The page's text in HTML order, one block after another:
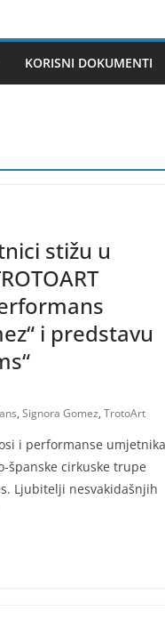
KORISNI DOKUMENTI
stižu u
i predstavu
, Signora Gomez, TrotoArt
i performanse umjetnika
španske cirkuske trupe
Ljubitelji nesvakidašnjih